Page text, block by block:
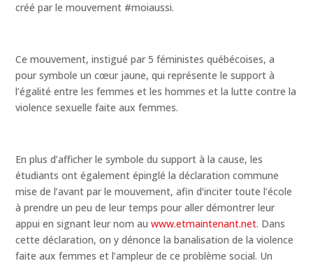
créé par le mouvement #moiaussi.
Ce mouvement, instigué par 5 féministes québécoises, a
pour symbole un cœur jaune, qui représente le support à
l’égalité entre les femmes et les hommes et la lutte contre la
violence sexuelle faite aux femmes.
En plus d’afficher le symbole du support à la cause, les
étudiants ont également épinglé la déclaration commune
mise de l’avant par le mouvement, afin d’inciter toute l’école
à prendre un peu de leur temps pour aller démontrer leur
appui en signant leur nom auwww.etmaintenant.net. Dans
cette déclaration, on y dénonce la banalisation de la violence
faite aux femmes et l’ampleur de ce problème social. Un